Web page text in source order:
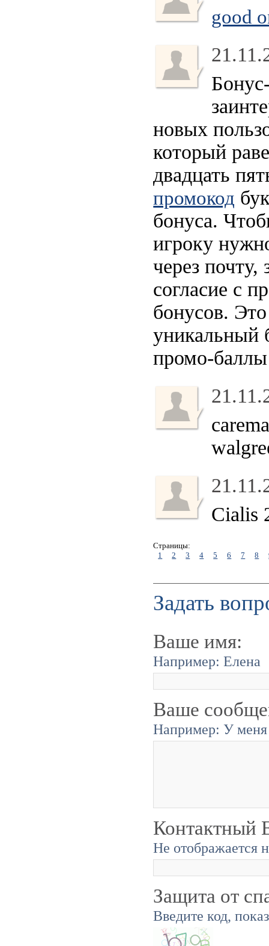
good
новых
который
двадцать
промокод
бонуса.
игроку
через
согласие с
бонусов.
уникальный
промо-
Cialis
Страницы:
1
2 3 4 5 6 7 8
Задать
Ваше имя:
Например: Елена
Ваше
Например: У меня
Контактный
Не отображается
Защита от
Введите код,